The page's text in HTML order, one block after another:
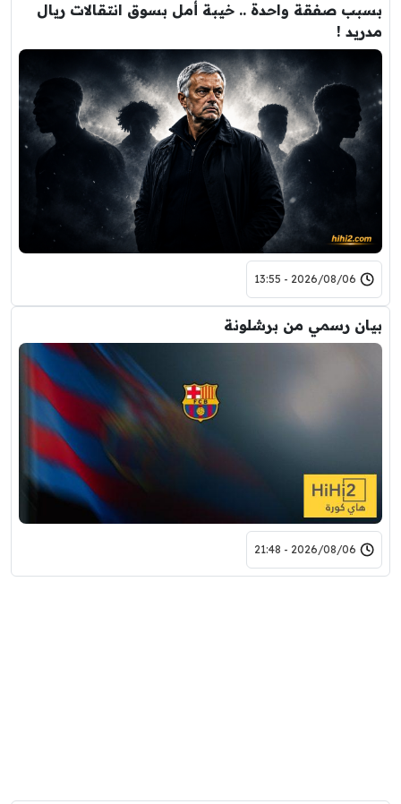
بسبب صفقة واحدة .. خيبة أمل بسوق انتقالات ريال
مدريد !
2026/08/06 - 13:55
بيان رسمي من برشلونة
2026/08/06 - 21:48